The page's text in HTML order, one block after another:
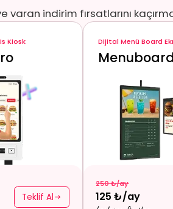
varan indirim fırsatlarını
Kiosk
Teklif Al
Dijital Menü Board
Menuboard
250 ₺/ay
125 ₺/ay